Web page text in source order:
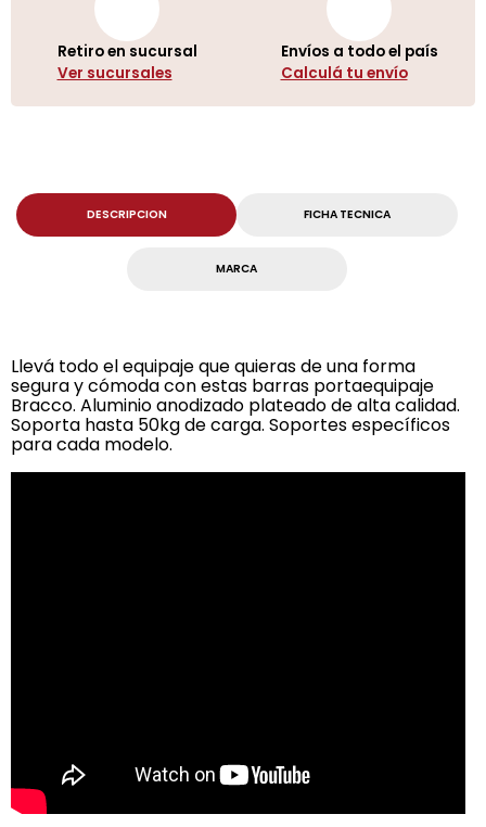
Retiro en sucursal
Ver sucursales
Envíos a todo el país
Calculá tu envío
DESCRIPCION FICHA TECNICA
MARCA
Llevá todo el equipaje que quieras de una forma
segura y cómoda con estas barras portaequipaje
Bracco. Aluminio anodizado plateado de alta calidad.
Soporta hasta 50kg de carga. Soportes específicos
para cada modelo.